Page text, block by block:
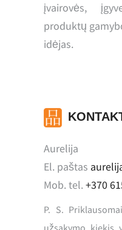
įvairovės,
produktų
idėjas.
Aurelija
El. paštas
Mob. tel.+370
P. S.